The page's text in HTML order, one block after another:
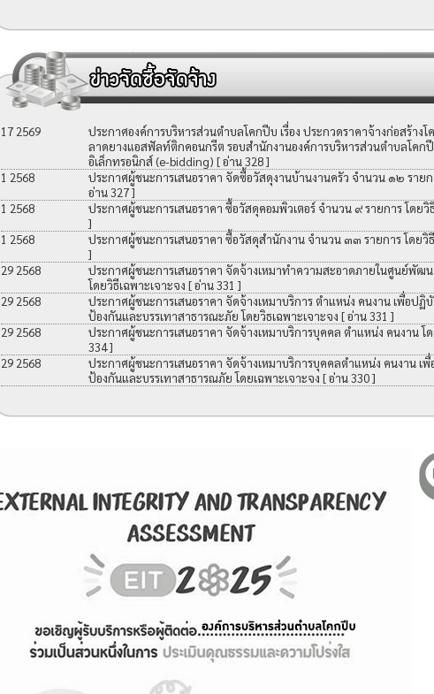
17 2569
ประกาศองค์การบริหารส่วนตำบลโคกปีบ เรื่อง ประกวดราคาจ้างก่อสร้างโ
ลาดยางแอสฟัลท์ติกคอนกรีต รอบสำนักงานองค์การบริหารส่วนตำบลโคก
อิเล็กทรอนิกส์ (e-bidding) [ อ่าน 328 ]
1 2568
ประกาศผู้ชนะการเสนอราคา จัดซื้อวัสดุงานบ้านงานครัว จำนวน ๑๒ รายก
อ่าน 327 ]
1 2568
ประกาศผู้ชนะการเสนอราคา ซื้อวัสดุคอมพิวเตอร์ จำนวน ๙ รายการ โดยวิ
]
1 2568
ประกาศผู้ชนะการเสนอราคา ซื้อวัสดุสำนักงาน จำนวน ๓๓ รายการ โดยวิธี
]
29 2568
ประกาศผู้ชนะการเสนอราคา จัดจ้างเหมาทำความสะอาดภายในศูนย์พัฒน
โดยวิธีเฉพาะเจาะจง [ อ่าน 331 ]
29 2568
ประกาศผู้ชนะการเสนอราคา จัดจ้างเหมาบริการ ตำแหน่ง คนงาน เพื่อปฏิ
ป้องกันและบรรเทาสาธารณะภัย โดยวิธเฉพาะเจาะจง [ อ่าน 331 ]
29 2568
ประกาศผู้ชนะการเสนอราคา จัดจ้างเหมาบริการบุคคล ตำแหน่ง คนงาน โด
334 ]
29 2568
ประกาศผู้ชนะการเสนอราคา จัดจ้างเหมาบริการบุคคลตำแหน่ง คนงาน เ
ป้องกันและบรรเทาสาธารณภัย โดยเฉพาะเจาะจง [ อ่าน 330 ]